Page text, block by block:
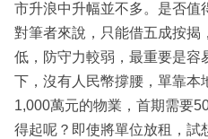
市升浪中升幅並不多。是否值
對筆者來說，只能借五成按揭
低，防守力較弱，最重要是容
下，沒有人民幣撐腰，單靠本
1,000萬元的物業，首期需要
得起呢？即使將單位放租，試